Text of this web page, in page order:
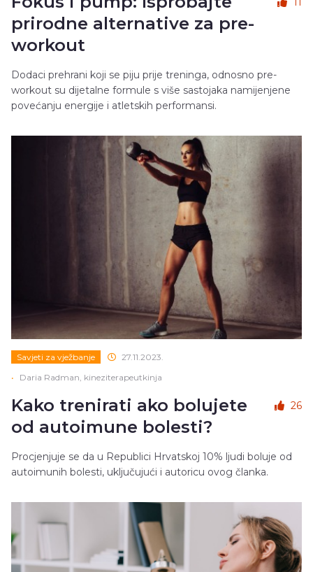
prirodne alternative za pre-
workout
Dodaci prehrani koji se piju prije treninga, odnosno pre-
workout su dijetalne formule s više sastojaka namijenjene
povećanju energije i atletskih performansi.
Savjeti za vježbanje
27.11.2023.
•
Daria Radman, kineziterapeutkinja
Kako trenirati ako bolujete
od autoimune bolesti?
26
Procjenjuje se da u Republici Hrvatskoj 10% ljudi boluje od
autoimunih bolesti, uključujući i autoricu ovog članka.